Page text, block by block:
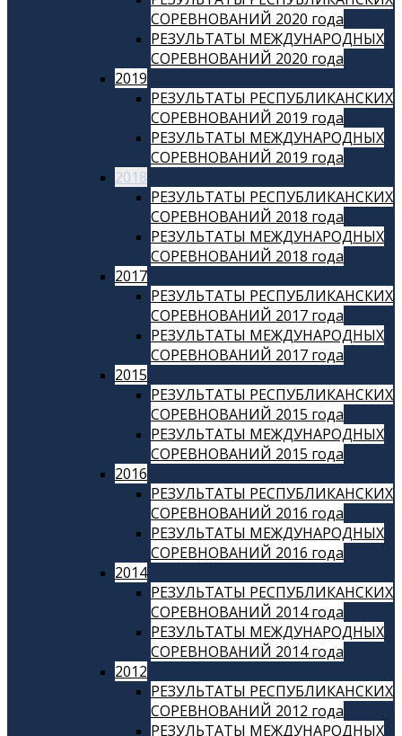
СОРЕВНОВАНИЙ 2020 года
РЕЗУЛЬТАТЫ МЕЖДУНАРОДНЫХ
СОРЕВНОВАНИЙ 2020 года
2019
РЕЗУЛЬТАТЫ РЕСПУБЛИКАНСКИХ
СОРЕВНОВАНИЙ 2019 года
РЕЗУЛЬТАТЫ МЕЖДУНАРОДНЫХ
СОРЕВНОВАНИЙ 2019 года
2018
РЕЗУЛЬТАТЫ РЕСПУБЛИКАНСКИХ
СОРЕВНОВАНИЙ 2018 года
РЕЗУЛЬТАТЫ МЕЖДУНАРОДНЫХ
СОРЕВНОВАНИЙ 2018 года
2017
РЕЗУЛЬТАТЫ РЕСПУБЛИКАНСКИХ
СОРЕВНОВАНИЙ 2017 года
РЕЗУЛЬТАТЫ МЕЖДУНАРОДНЫХ
СОРЕВНОВАНИЙ 2017 года
2015
РЕЗУЛЬТАТЫ РЕСПУБЛИКАНСКИХ
СОРЕВНОВАНИЙ 2015 года
РЕЗУЛЬТАТЫ МЕЖДУНАРОДНЫХ
СОРЕВНОВАНИЙ 2015 года
2016
РЕЗУЛЬТАТЫ РЕСПУБЛИКАНСКИХ
СОРЕВНОВАНИЙ 2016 года
РЕЗУЛЬТАТЫ МЕЖДУНАРОДНЫХ
СОРЕВНОВАНИЙ 2016 года
2014
РЕЗУЛЬТАТЫ РЕСПУБЛИКАНСКИХ
СОРЕВНОВАНИЙ 2014 года
РЕЗУЛЬТАТЫ МЕЖДУНАРОДНЫХ
СОРЕВНОВАНИЙ 2014 года
2012
РЕЗУЛЬТАТЫ РЕСПУБЛИКАНСКИХ
СОРЕВНОВАНИЙ 2012 года
РЕЗУЛЬТАТЫ МЕЖДУНАРОДНЫХ